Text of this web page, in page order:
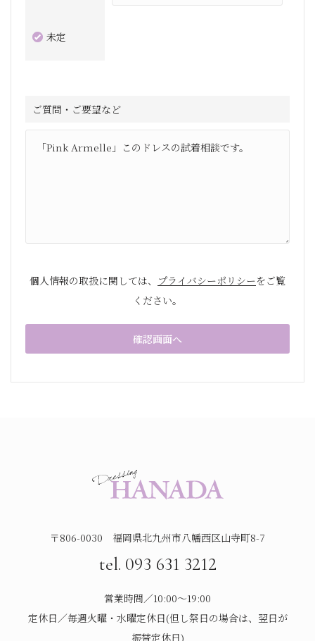
未定
ご質問・ご要望など
個人情報の取扱に関しては、 プライバシーポリシーをご覧
ください。
〒806-0030 福岡県北九州市八幡西区山寺町8-7
tel. 093 631 3212
営業時間／10:00～19:00
定休日／毎週火曜・水曜定休日(但し祭日の場合は、翌日が
振替定休日)